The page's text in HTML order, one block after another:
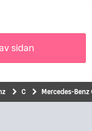
sidan
C Mercedes-